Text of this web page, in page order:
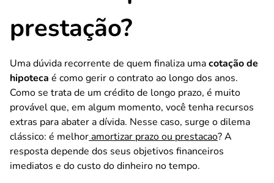
prestação?
Uma dúvida recorrente de quem finaliza umacotação de
hipoteca é como gerir o contrato ao longo dos anos.
Como se trata de um crédito de longo prazo, é muito
provável que, em algum momento, você tenha recursos
extras para abater a dívida. Nesse caso, surge o dilema
clássico: é melhoramortizar prazo ou prestacao? A
resposta depende dos seus objetivos financeiros
imediatos e do custo do dinheiro no tempo.